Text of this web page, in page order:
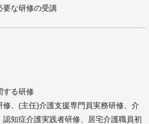
要な研修の受講
する研修
、(主任)介護支援専門員実務研修、介
知症介護実践者研修、居宅介護職員初